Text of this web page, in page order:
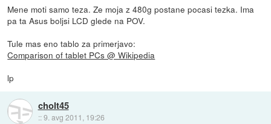
Mene moti samo teza. Ze moja z 480g postane pocasi tezka. Ima
pa ta Asus boljsi LCD glede na POV.
Tule mas eno tablo za primerjavo:
Comparison of tablet PCs @ Wikipedia
lp
cholt45
::9. avg 2011, 19:26